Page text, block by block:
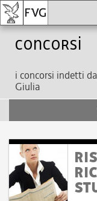
Concorsi
i concorsi indetti
Giulia